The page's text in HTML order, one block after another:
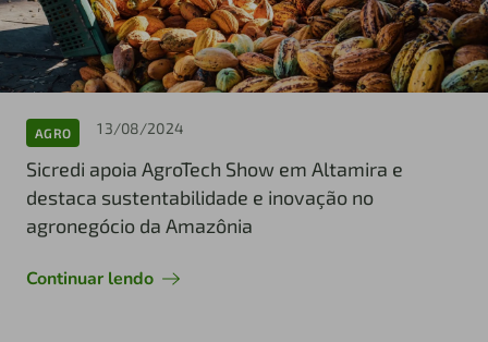
AGRO 13/08/2024
Sicredi apoia AgroTech Show em Altamira e
destaca sustentabilidade e inovação no
agronegócio da Amazônia
Continuar lendo